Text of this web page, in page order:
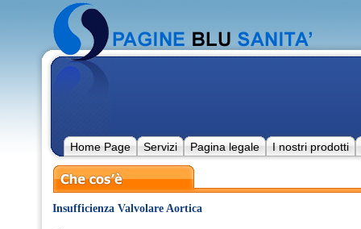
Home Page Servizi Pagina legale I nostri prodotti
Insufficienza Valvolare Aortica